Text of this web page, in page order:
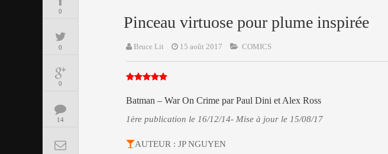
0
0
0
14
Pinceau virtuose pour plume inspirée
Bruce Lit 15 août 2017 COMICS
Batman – War On Crime par Paul Dini et Alex Ross
1ère publication le 16/12/14- Mise à jour le 15/08/17
AUTEUR : JP NGUYEN